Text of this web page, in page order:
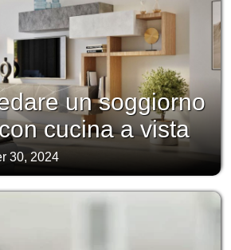
un soggiorno
cucina a vista
30, 2024